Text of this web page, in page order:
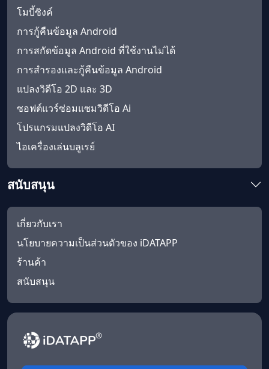
โมบี้ซิงค์
การกู้คืนข้อมูล Android
การสกัดข้อมูล Android ที่ใช้งานไม่ได้
การสำรองและกู้คืนข้อมูล Android
แปลงวิดีโอ 2D และ 3D
ซอฟต์แวร์ซ่อมแซมวิดีโอ Ai
โปรแกรมแปลงวิดีโอ AI
ไอเครื่องเล่นบลูเรย์
สนับสนุน
เกี่ยวกับเรา
นโยบายความเป็นส่วนตัวของ iDATAPP
ร้านค้า
สนับสนุน